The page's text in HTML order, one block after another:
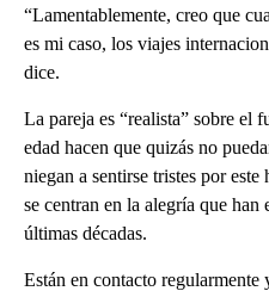
“Lamentablemente, creo que
es mi caso, los viajes
dice.
La pareja es “realista” sobre el
edad hacen que quizás no
niegan a sentirse tristes por
se centran en la alegría que
últimas décadas.
Están en contacto regularmente